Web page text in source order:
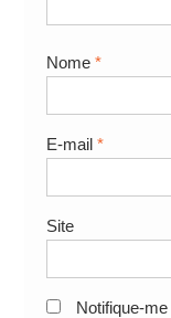
Nome *
E-mail *
Site
Notifique-